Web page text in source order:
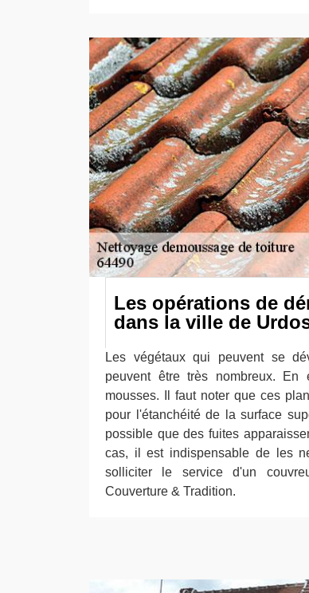
Les opérations de
dans la ville de
Les végétaux qui peuvent se
peuvent être très nombreux.
mousses. Il faut noter que ces
pour l'étanchéité de la surface
possible que des fuites
cas, il est indispensable de les
solliciter le service d'un
Couverture & Tradition.